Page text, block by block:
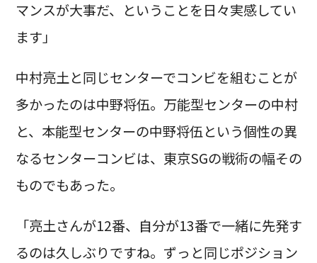
マンスが大事だ、ということを日々実感してい
ます」
中村亮土と同じセンターでコンビを組むことが
多かったのは中野将伍。万能型センターの中村
と、本能型センターの中野将伍という個性の異
なるセンターコンビは、東京SGの戦術の幅その
ものでもあった。
「亮土さんが12番、自分が13番で一緒に先発す
るのは久しぶりですね。ずっと同じポジション